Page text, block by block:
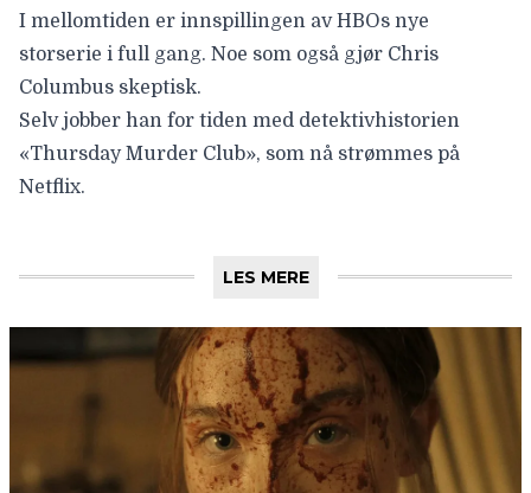
I mellomtiden er innspillingen av HBOs nye
storserie i full gang. Noe som også gjør Chris
Columbus skeptisk.
Selv jobber han for tiden med detektivhistorien
«Thursday Murder Club», som nå strømmes på
Netflix.
LES MERE